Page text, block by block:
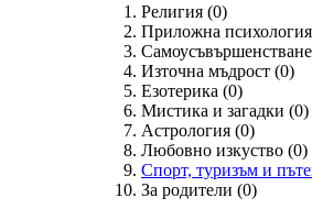
Религия (0)
Приложна психология
Самоусъвършенстване
Източна мъдрост (0)
Езотерика (0)
Мистика и загадки (0)
Астрология (0)
Любовно изкуство (0)
Спорт, туризъм и
За родители (0)